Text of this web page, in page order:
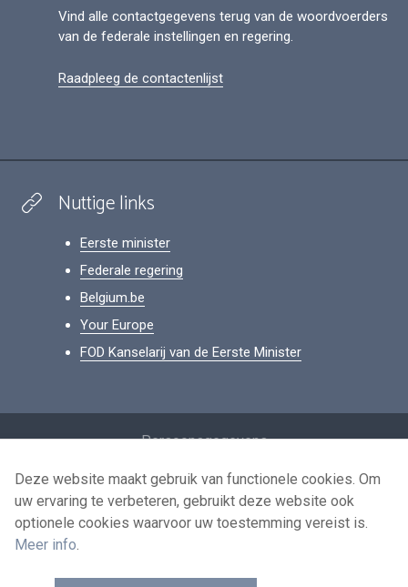
Vind alle contactgegevens terug van de woordvoerders
van de federale instellingen en regering.
Raadpleeg de contactenlijst
Nuttige links
Eerste minister
Federale regering
Belgium.be
Your Europe
FOD Kanselarij van de Eerste Minister
Persoonsgegevens
Voorwaarden voor het hergebruik
Contacteer ons
Deze website maakt gebruik van functionele cookies. Om
uw ervaring te verbeteren, gebruikt deze website ook
optionele cookies waarvoor uw toestemming vereist is.
Meer info.